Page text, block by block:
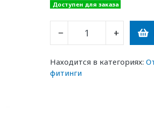
Доступен для заказа
− +
Находится в категориях:
фитинги